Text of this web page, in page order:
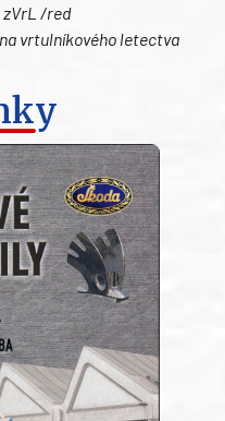
/red
vrtulníkového letectva